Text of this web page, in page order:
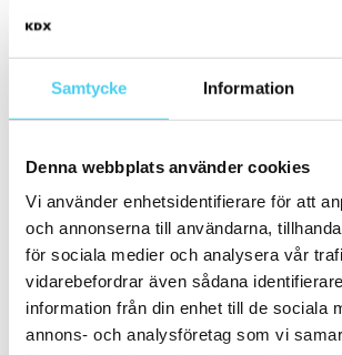
Samtycke Information
Denna webbplats använder cookies
Vi använder enhetsidentifierare för att
och annonserna till användarna,
för sociala medier och analysera vår
vidarebefordrar även sådana
information från din enhet till de sociala
annons- och analysföretag som vi
15x15 cm(41)
ca 15x60 cm(1)
ca 20x(33)
ca 20x20 cm(22)
20x20 cm (22)
20x10 cm(4)
20x25 cm(1)
20x30 cm(1)
20x40 cm
(1)